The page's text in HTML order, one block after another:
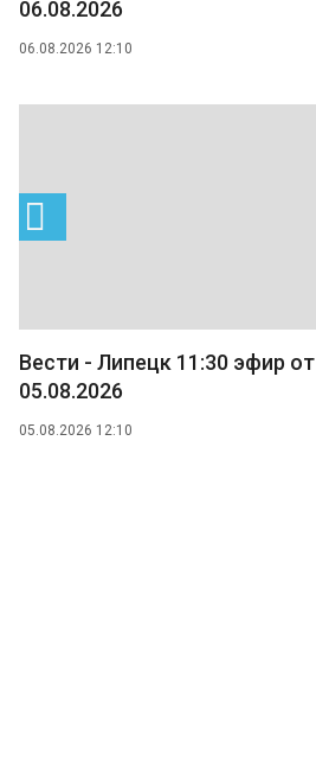
06.08.2026
06.08.2026 12:10
Вести - Липецк 11:30 эфир от
05.08.2026
05.08.2026 12:10